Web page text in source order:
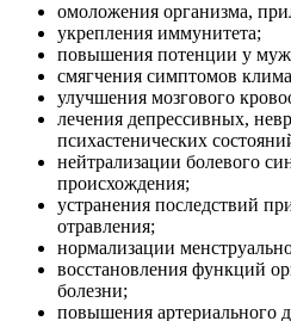
омоложения организма,
укрепления иммунитета;
повышения потенции у
смягчения симптомов
улучшения мозгового
лечения депрессивных,
психастенических
нейтрализации болевого
происхождения;
устранения последствий
отравления;
нормализации
восстановления функций
болезни;
повышения артериального